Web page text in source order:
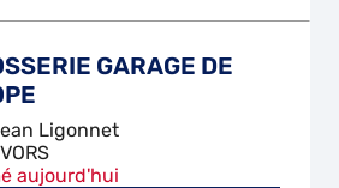
GARAGE DE
Ligonnet
aujourd'hui